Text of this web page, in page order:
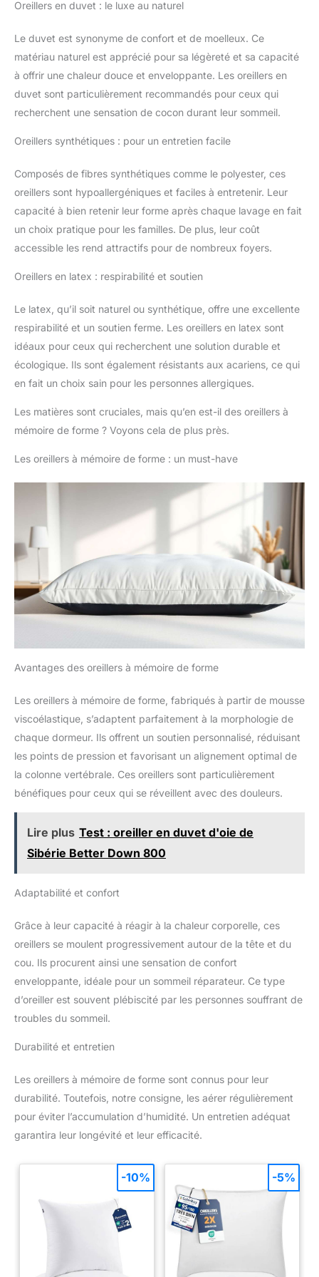
Oreillers en duvet : le luxe au naturel
Le duvet est synonyme de confort et de moelleux. Ce
matériau naturel est apprécié pour sa légèreté et sa capacité
à offrir une chaleur douce et enveloppante. Les oreillers en
duvet sont particulièrement recommandés pour ceux qui
recherchent une sensation de cocon durant leur sommeil.
Oreillers synthétiques : pour un entretien facile
Composés de fibres synthétiques comme le polyester, ces
oreillers sont hypoallergéniques et faciles à entretenir. Leur
capacité à bien retenir leur forme après chaque lavage en fait
un choix pratique pour les familles. De plus, leur coût
accessible les rend attractifs pour de nombreux foyers.
Oreillers en latex : respirabilité et soutien
Le latex, qu’il soit naturel ou synthétique, offre une excellente
respirabilité et un soutien ferme. Les oreillers en latex sont
idéaux pour ceux qui recherchent une solution durable et
écologique. Ils sont également résistants aux acariens, ce qui
en fait un choix sain pour les personnes allergiques.
Les matières sont cruciales, mais qu’en est-il des oreillers à
mémoire de forme ? Voyons cela de plus près.
Les oreillers à mémoire de forme : un must-have
Avantages des oreillers à mémoire de forme
Les oreillers à mémoire de forme, fabriqués à partir de mousse
viscoélastique, s’adaptent parfaitement à la morphologie de
chaque dormeur. Ils offrent un soutien personnalisé, réduisant
les points de pression et favorisant un alignement optimal de
la colonne vertébrale. Ces oreillers sont particulièrement
bénéfiques pour ceux qui se réveillent avec des douleurs.
Lire plus Test : oreiller en duvet d'oie de
Sibérie Better Down 800
Adaptabilité et confort
Grâce à leur capacité à réagir à la chaleur corporelle, ces
oreillers se moulent progressivement autour de la tête et du
cou. Ils procurent ainsi une sensation de confort
enveloppante, idéale pour un sommeil réparateur. Ce type
d’oreiller est souvent plébiscité par les personnes souffrant de
troubles du sommeil.
Durabilité et entretien
Les oreillers à mémoire de forme sont connus pour leur
durabilité. Toutefois, notre consigne, les aérer régulièrement
pour éviter l’accumulation d’humidité. Un entretien adéquat
garantira leur longévité et leur efficacité.
-10% -5%